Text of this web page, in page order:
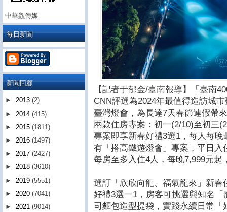
【記者于郁金/臺南報導】「臺南
CNN評選為2024年最值得造訪城
臺灣燈會，為長達7天春節連假帶
兩款住房專案：初一(2/10)至初三
專案即享新春好禮3選1，每人每
有「搭高鐵遊燈會」專案，平日
每房至多入住4人，每晚7,999元
選訂「欣欣向龍、福氣龍來」新
好禮3選一1，房客可挑選與知名
司麵包造型提袋，實踐永續日常
中華鱻傳媒
每日新聞
新聞回顧
► 2013 (2)
► 2014 (415)
► 2015 (1811)
► 2016 (1497)
► 2017 (2427)
► 2018 (3610)
► 2019 (5551)
► 2020 (7041)
► 2021 (9014)